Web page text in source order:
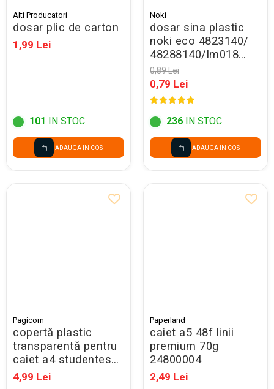
Alti Producatori
dosar plic de carton
1,99 Lei
101 IN STOC
ADAUGA IN COS
Noki
dosar sina plastic
noki eco 4823140/
48288140/lm018
bleumarin - promo
0,89 Lei
0,79 Lei
236 IN STOC
ADAUGA IN COS
Pagicom
copertă plastic
transparentă pentru
caiet a4 studentesc
305x433 mm
4,99 Lei
Paperland
caiet a5 48f linii
premium 70g
24800004
2,49 Lei